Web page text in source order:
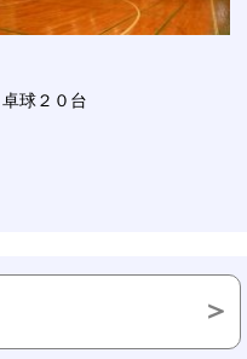
球２０台